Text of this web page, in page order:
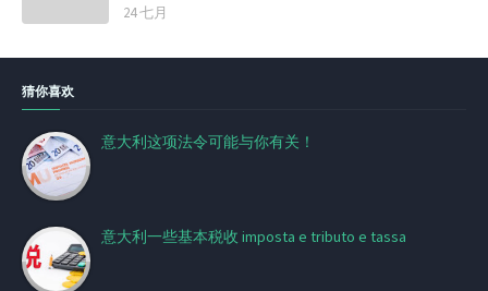
24 七月
猜你喜欢
意大利这项法令可能与你有关！
意大利一些基本税收 imposta e tributo e tassa